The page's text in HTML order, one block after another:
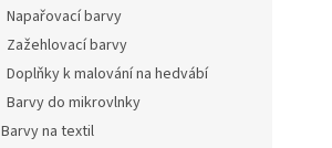
Napařovací barvy
Zažehlovací barvy
Doplňky k malování na hedvábí
Barvy do mikrovlnky
Barvy na textil